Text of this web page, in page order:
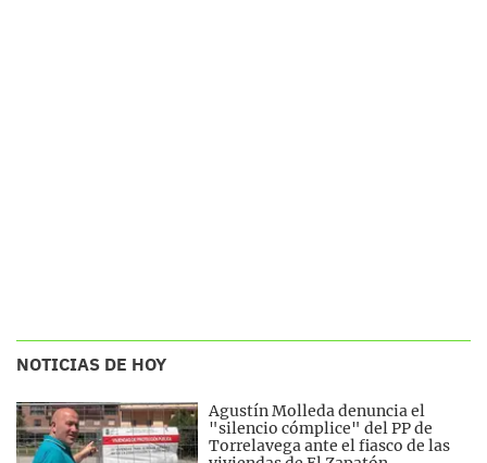
NOTICIAS DE HOY
Agustín Molleda denuncia el
"silencio cómplice" del PP de
Torrelavega ante el fiasco de las